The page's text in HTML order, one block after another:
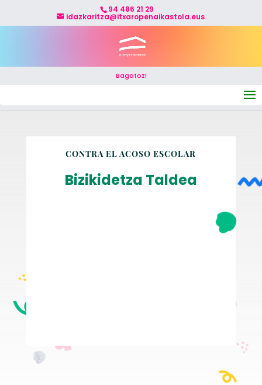
94 486 21 29
idazkaritza@itxaropenaikastola.eus
Bagatoz!
CONTRA EL ACOSO ESCOLAR
Bizikidetza Taldea